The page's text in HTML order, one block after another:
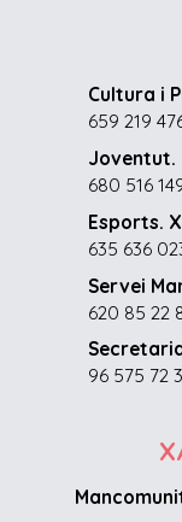
Cultura i
659 219
Joventut.
680 516
Esports.
635 636
Servei
620 85 22
96 575 72